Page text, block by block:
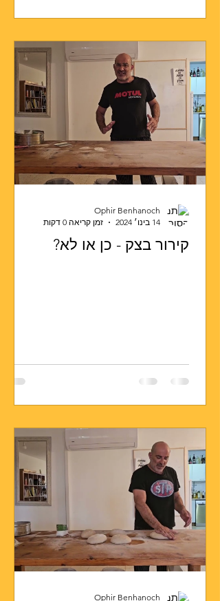
קירור בצק - כן או לא?
Ophir Benhanoch
14 בינו׳ 2024
זמן קריאה 0 דקות
Ophir Benhanoch